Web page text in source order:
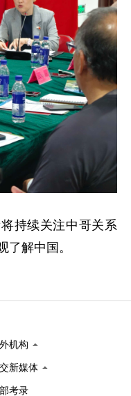
持续关注中哥关系
了解中国。
机构
新媒体
考录